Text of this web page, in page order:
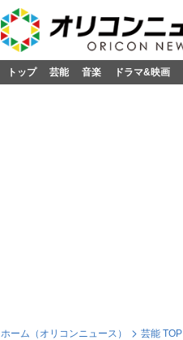
トップ 芸能 音楽 ドラマ&映画
ホーム（オリコンニュース） 芸能 TOP